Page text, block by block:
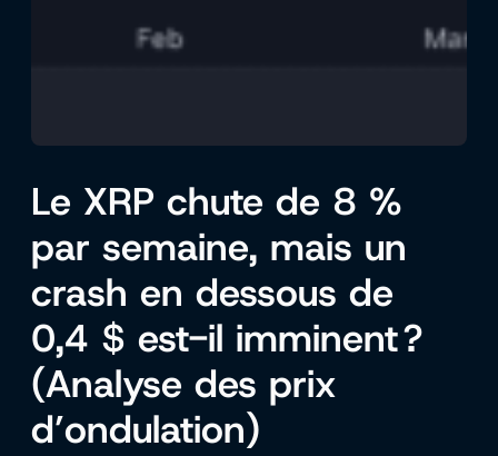
Le XRP chute de 8 %
par semaine, mais un
crash en dessous de
0,4 $ est-il imminent ?
(Analyse des prix
d’ondulation)